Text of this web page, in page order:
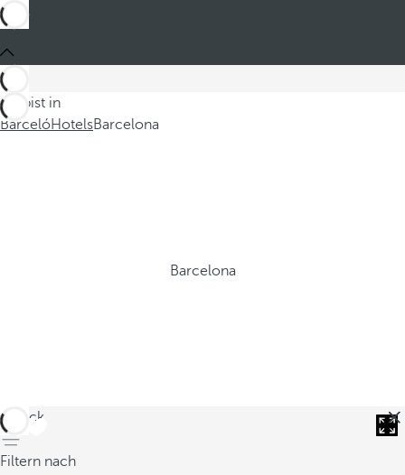
Du bist in
BarcelóHotelsBarcelona
Barcelona
zurück
Filtern nach